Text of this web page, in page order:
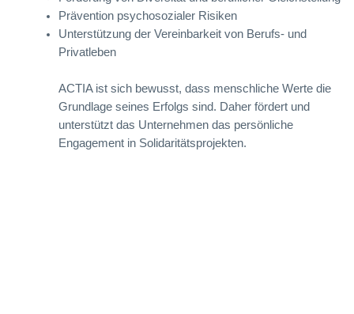
Prävention psychosozialer Risiken
Unterstützung der Vereinbarkeit von Berufs- und
Privatleben
ACTIA ist sich bewusst, dass menschliche Werte die
Grundlage seines Erfolgs sind. Daher fördert und
unterstützt das Unternehmen das persönliche
Engagement in Solidaritätsprojekten.